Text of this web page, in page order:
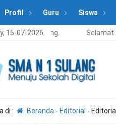
Profil Guru Siswa
15-07-2026
Negeri 1 Sulang. Selamat
di : Beranda - Editorial -